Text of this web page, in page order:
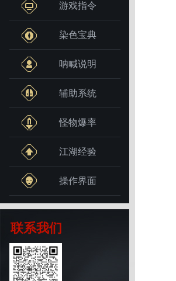
游戏指令
染色宝典
呐喊说明
辅助系统
怪物爆率
江湖经验
操作界面
联系我们